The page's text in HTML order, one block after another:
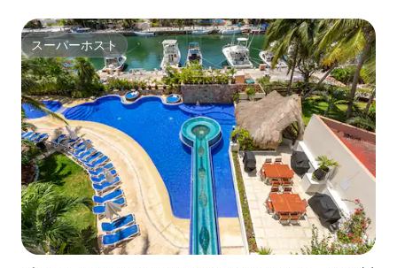
スーパーホスト
スーパーホスト